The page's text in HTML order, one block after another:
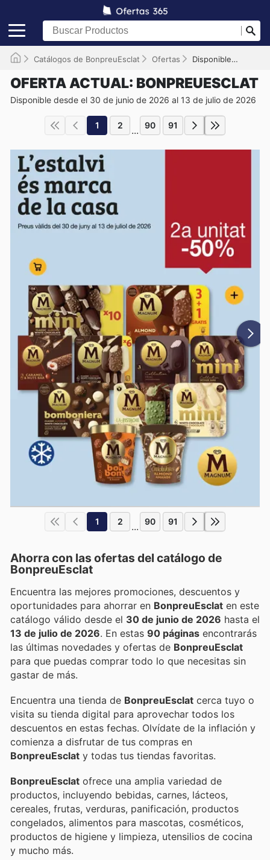
Catálogos de BonpreuEsclat Ofertas Disponible hasta el 13/07/2026
OFERTA ACTUAL: BONPREUESCLAT
Disponible desde el 30 de junio de 2026 al 13 de julio de 2026
1 2 ... 90 91
1 2 ... 90 91
Ahorra con las ofertas del catálogo de
BonpreuEsclat
Encuentra las mejores promociones, descuentos y
oportunidades para ahorrar en BonpreuEsclat en este
catálogo válido desde el 30 de junio de 2026 hasta el
13 de julio de 2026 . En estas 90 páginas encontrarás
las últimas novedades y ofertas de BonpreuEsclat
para que puedas comprar todo lo que necesitas sin
gastar de más.
Encuentra una tienda de BonpreuEsclat cerca tuyo o
visita su tienda digital para aprovechar todos los
descuentos en estas fechas. Olvídate de la inflación y
comienza a disfrutar de tus compras en
BonpreuEsclat y todas tus tiendas favoritas.
BonpreuEsclat ofrece una amplia variedad de
productos, incluyendo bebidas, carnes, lácteos,
cereales, frutas, verduras, panificación, productos
congelados, alimentos para mascotas, cosméticos,
productos de higiene y limpieza, utensilios de cocina
y mucho más.